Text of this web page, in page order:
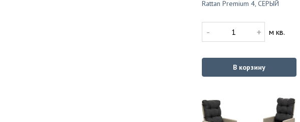
Rattan Premium 4, СЕРЫЙ
- + м кв.
В корзину